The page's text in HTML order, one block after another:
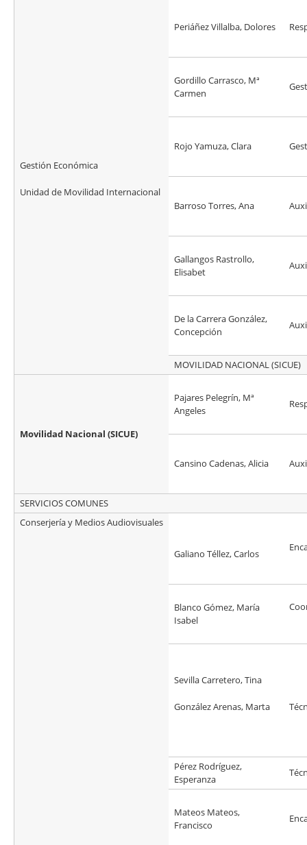
Gestión Económica
Unidad de Movilidad Internacional
Periáñez Villalba, Dolores
Gordillo Carrasco, Mª
Carmen
Rojo Yamuza, Clara
Barroso Torres, Ana
Gallangos Rastrollo,
Elisabet
De la Carrera González,
Concepción
MOVILIDAD NACIONAL (SICUE)
Movilidad Nacional (SICUE)
Pajares Pelegrín, Mª
Angeles
Cansino Cadenas, Alicia
SERVICIOS COMUNES
Conserjería y Medios Audiovisuales
Galiano Téllez, Carlos
Blanco Gómez, María
Isabel
Sevilla Carretero, Tina
González Arenas, Marta
Pérez Rodríguez,
Esperanza
Mateos Mateos,
Francisco